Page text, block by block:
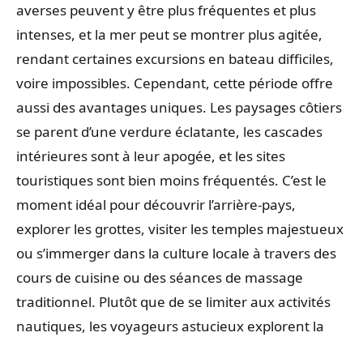
averses peuvent y être plus fréquentes et plus
intenses, et la mer peut se montrer plus agitée,
rendant certaines excursions en bateau difficiles,
voire impossibles. Cependant, cette période offre
aussi des avantages uniques. Les paysages côtiers
se parent d’une verdure éclatante, les cascades
intérieures sont à leur apogée, et les sites
touristiques sont bien moins fréquentés. C’est le
moment idéal pour découvrir l’arrière-pays,
explorer les grottes, visiter les temples majestueux
ou s’immerger dans la culture locale à travers des
cours de cuisine ou des séances de massage
traditionnel. Plutôt que de se limiter aux activités
nautiques, les voyageurs astucieux explorent la